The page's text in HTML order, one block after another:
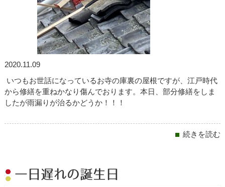
2020.11.09
いつもお世話になっているお寺の庫裏の屋根ですが、江戸時代
から修繕を重ねかなり傷んでおります。本日、部分修繕をしま
したが雨漏りが治るかどうか！！！
続きを読む
一日遅れの誕生日